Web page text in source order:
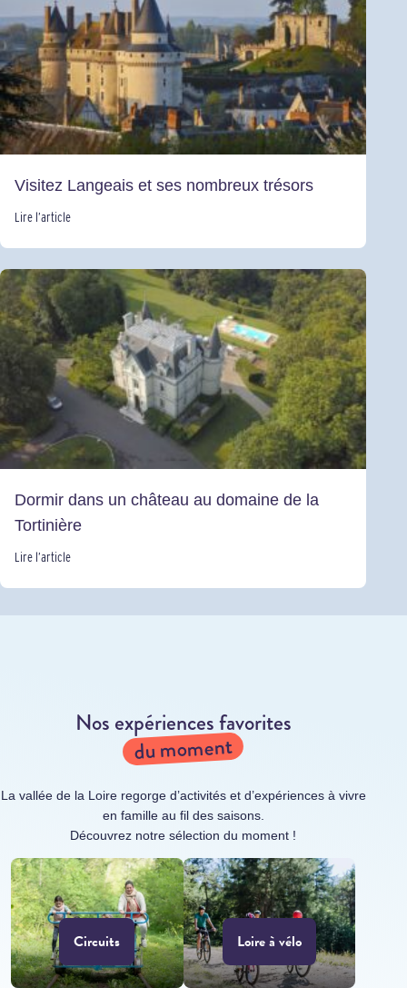
Visitez Langeais et ses nombreux trésors
Lire l’article
Dormir dans un château au domaine de la
Tortinière
Lire l’article
Nos expériences favorites
du moment
La vallée de la Loire regorge d’activités et d’expériences à vivre
en famille au fil des saisons.
Découvrez notre sélection du moment !
Circuits Loire à vélo